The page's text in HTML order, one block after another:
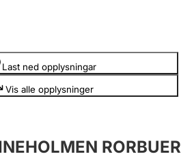
slette
Last ned opplysningar
Vis alle opplysninger
RORBUER